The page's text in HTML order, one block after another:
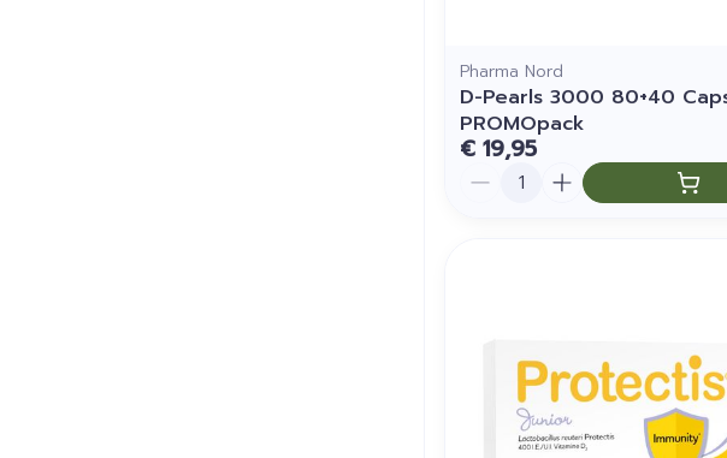
Pharma Nord
D-Pearls 3000 80+40
PROMOpack
€ 19,95
Aantal